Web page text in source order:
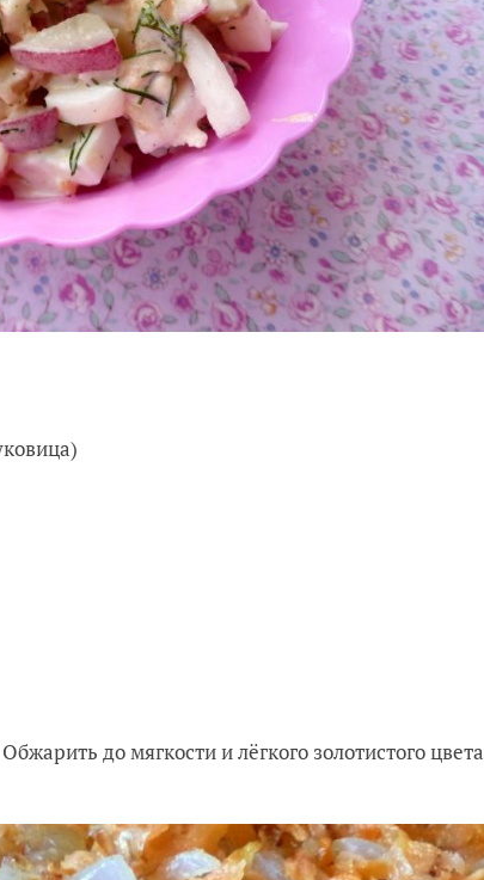
до мягкости и лёгкого золотистого